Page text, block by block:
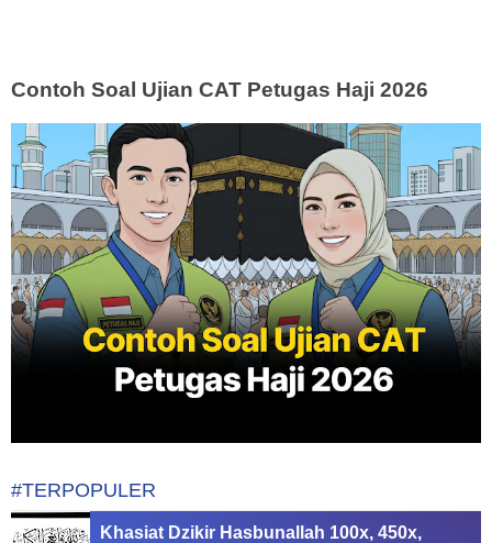
Contoh Soal Ujian CAT Petugas Haji 2026
#TERPOPULER
Khasiat Dzikir Hasbunallah 100x, 450x,